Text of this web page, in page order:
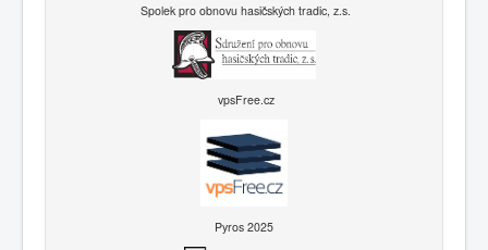
Spolek pro obnovu hasičských tradic, z.s.
vpsFree.cz
Pyros 2025